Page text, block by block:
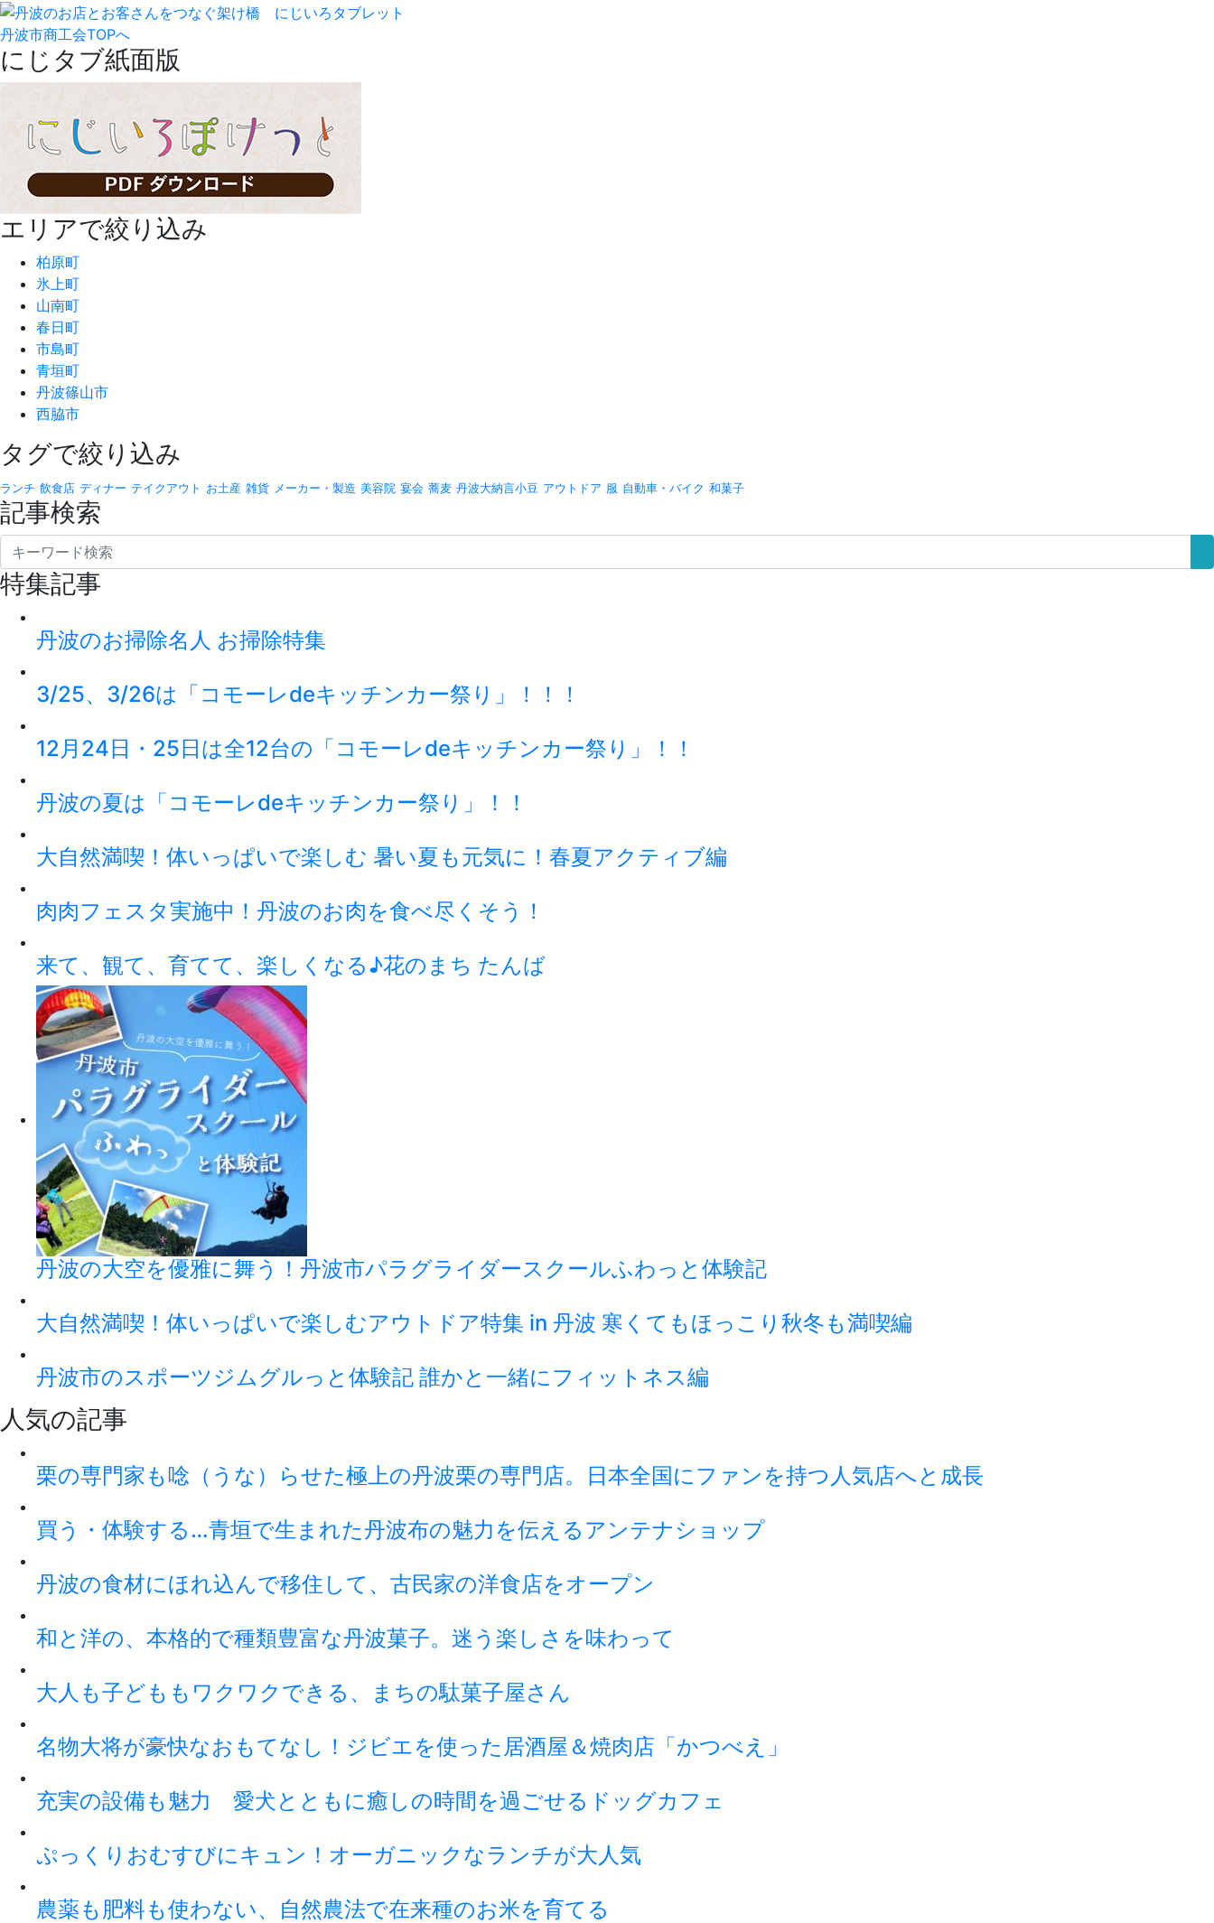
丹波市商工会TOPへ
にじタブ紙面版
エリアで絞り込み
柏原町
氷上町
山南町
春日町
市島町
青垣町
丹波篠山市
西脇市
タグで絞り込み
ランチ 飲食店 ディナー テイクアウト お土産 雑貨 メーカー・製造 美容院 宴会 蕎麦 丹波大納言小豆 アウトドア 服 自動車・バイク 和菓子
記事検索
特集記事
丹波のお掃除名人 お掃除特集
3/25、3/26は「コモーレdeキッチンカー祭り」！！！
12月24日・25日は全12台の「コモーレdeキッチンカー祭り」！！
丹波の夏は「コモーレdeキッチンカー祭り」！！
大自然満喫！体いっぱいで楽しむ 暑い夏も元気に！春夏アクティブ編
肉肉フェスタ実施中！丹波のお肉を食べ尽くそう！
来て、観て、育てて、楽しくなる♪花のまち たんば
丹波の大空を優雅に舞う！丹波市パラグライダースクールふわっと体験記
大自然満喫！体いっぱいで楽しむアウトドア特集 in 丹波 寒くてもほっこり秋冬も満喫編
丹波市のスポーツジムグルっと体験記 誰かと一緒にフィットネス編
人気の記事
栗の専門家も唸（うな）らせた極上の丹波栗の専門店。日本全国にファンを持つ人気店へと成長
買う・体験する…青垣で生まれた丹波布の魅力を伝えるアンテナショップ
丹波の食材にほれ込んで移住して、古民家の洋食店をオープン
和と洋の、本格的で種類豊富な丹波菓子。迷う楽しさを味わって
大人も子どももワクワクできる、まちの駄菓子屋さん
名物大将が豪快なおもてなし！ジビエを使った居酒屋＆焼肉店「かつべえ」
充実の設備も魅力 愛犬とともに癒しの時間を過ごせるドッグカフェ
ぷっくりおむすびにキュン！オーガニックなランチが大人気
農薬も肥料も使わない、自然農法で在来種のお米を育てる